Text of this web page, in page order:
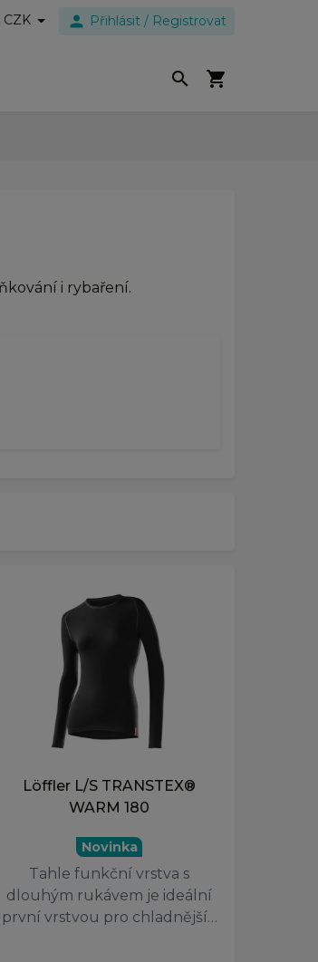
CZK person Přihlásit / Registrovat
search shopping_cart
i rybaření.
Löffler L/S TRANSTEX®
WARM 180
Novinka
Tahle funkční vrstva s
dlouhým rukávem je ideální
první vrstvou pro chladnější…